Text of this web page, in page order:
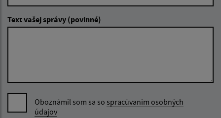
Text vašej správy (povinné)
Oboznámil som sa so spracúvaním osobných
údajov